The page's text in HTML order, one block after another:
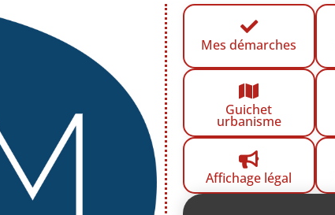
Mes démarches
Guichet
urbanisme
Affichage légal